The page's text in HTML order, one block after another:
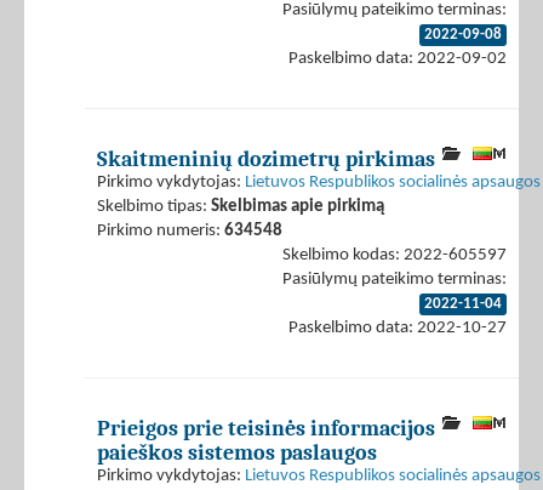
Pasiūlymų pateikimo terminas:
2022-09-08
Paskelbimo data: 2022-09-02
Skaitmeninių dozimetrų pirkimas
Pirkimo vykdytojas: Lietuvos Respublikos socialinės
Skelbimo tipas: Skelbimas apie pirkimą
Pirkimo numeris: 634548
Skelbimo kodas: 2022-605597
Pasiūlymų pateikimo terminas:
2022-11-04
Paskelbimo data: 2022-10-27
Prieigos prie teisinės informacijos
paieškos sistemos paslaugos
Pirkimo vykdytojas: Lietuvos Respublikos socialinės